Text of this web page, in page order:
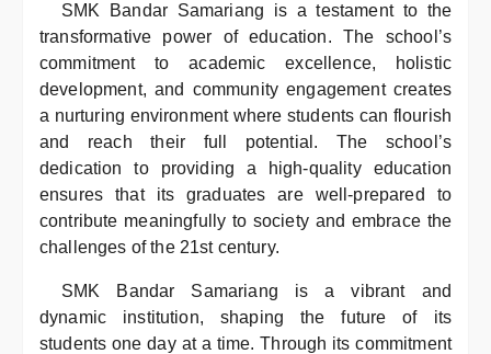
SMK Bandar Samariang is a testament to the
transformative power of education. The school’s
commitment to academic excellence, holistic
development, and community engagement creates
a nurturing environment where students can flourish
and reach their full potential. The school’s
dedication to providing a high-quality education
ensures that its graduates are well-prepared to
contribute meaningfully to society and embrace the
challenges of the 21st century.
SMK Bandar Samariang is a vibrant and
dynamic institution, shaping the future of its
students one day at a time. Through its commitment